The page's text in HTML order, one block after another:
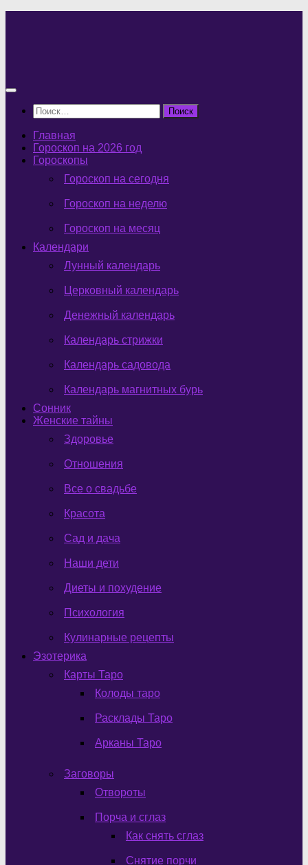
Найти:
Главная
Гороскоп на 2026 год
Гороскопы
Гороскоп на сегодня
Гороскоп на неделю
Гороскоп на месяц
Календари
Лунный календарь
Церковный календарь
Денежный календарь
Календарь стрижки
Календарь садовода
Календарь магнитных бурь
Сонник
Женские тайны
Здоровье
Отношения
Все о свадьбе
Красота
Сад и дача
Наши дети
Диеты и похудение
Психология
Кулинарные рецепты
Эзотерика
Карты Таро
Колоды таро
Расклады Таро
Арканы Таро
Заговоры
Отвороты
Порча и сглаз
Как снять сглаз
Снятие порчи